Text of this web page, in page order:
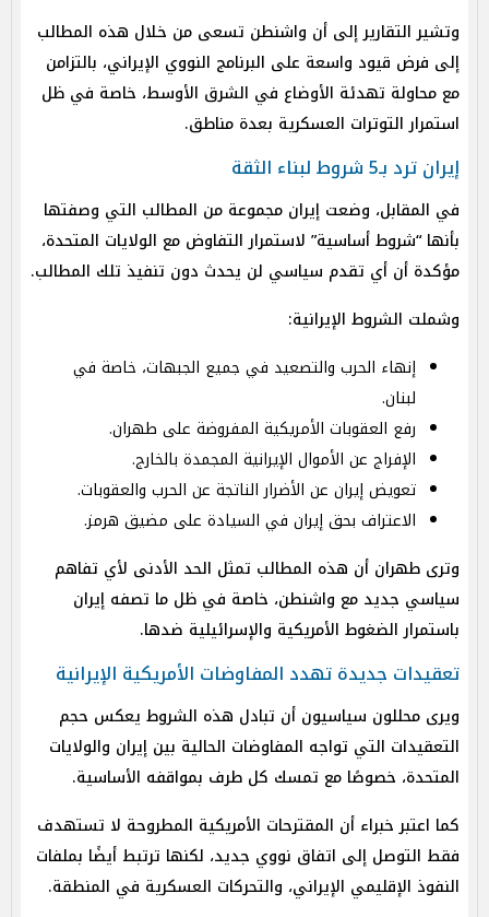
وتشير التقارير إلى أن واشنطن تسعى من خلال هذه المطالب
إلى فرض قيود واسعة على البرنامج النووي الإيراني، بالتزامن
مع محاولة تهدئة الأوضاع في الشرق الأوسط، خاصة في ظل
استمرار التوترات العسكرية بعدة مناطق.
إيران ترد بـ5 شروط لبناء الثقة
في المقابل، وضعت إيران مجموعة من المطالب التي وصفتها
بأنها “شروط أساسية” لاستمرار التفاوض مع الولايات المتحدة،
مؤكدة أن أي تقدم سياسي لن يحدث دون تنفيذ تلك المطالب.
وشملت الشروط الإيرانية:
إنهاء الحرب والتصعيد في جميع الجبهات، خاصة في
لبنان.
رفع العقوبات الأمريكية المفروضة على طهران.
الإفراج عن الأموال الإيرانية المجمدة بالخارج.
تعويض إيران عن الأضرار الناتجة عن الحرب والعقوبات.
الاعتراف بحق إيران في السيادة على مضيق هرمز.
وترى طهران أن هذه المطالب تمثل الحد الأدنى لأي تفاهم
سياسي جديد مع واشنطن، خاصة في ظل ما تصفه إيران
باستمرار الضغوط الأمريكية والإسرائيلية ضدها.
تعقيدات جديدة تهدد المفاوضات الأمريكية الإيرانية
ويرى محللون سياسيون أن تبادل هذه الشروط يعكس حجم
التعقيدات التي تواجه المفاوضات الحالية بين إيران والولايات
المتحدة، خصوصًا مع تمسك كل طرف بمواقفه الأساسية.
كما اعتبر خبراء أن المقترحات الأمريكية المطروحة لا تستهدف
فقط التوصل إلى اتفاق نووي جديد، لكنها ترتبط أيضًا بملفات
النفوذ الإقليمي الإيراني، والتحركات العسكرية في المنطقة.